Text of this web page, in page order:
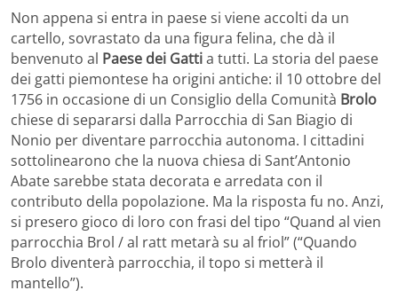
Non appena si entra in paese si viene accolti da un
cartello, sovrastato da una figura felina, che dà il
benvenuto al Paese dei Gattia tutti. La storia del paese
dei gatti piemontese ha origini antiche: il 10 ottobre del
1756 in occasione di un Consiglio della Comunità Brolo
chiese di separarsi dalla Parrocchia di San Biagio di
Nonio per diventare parrocchia autonoma. I cittadini
sottolinearono che la nuova chiesa di Sant’Antonio
Abate sarebbe stata decorata e arredata con il
contributo della popolazione. Ma la risposta fu no. Anzi,
si presero gioco di loro con frasi del tipo “Quand al vien
parrocchia Brol / al ratt metarà su al friol” (“Quando
Brolo diventerà parrocchia, il topo si metterà il
mantello”).